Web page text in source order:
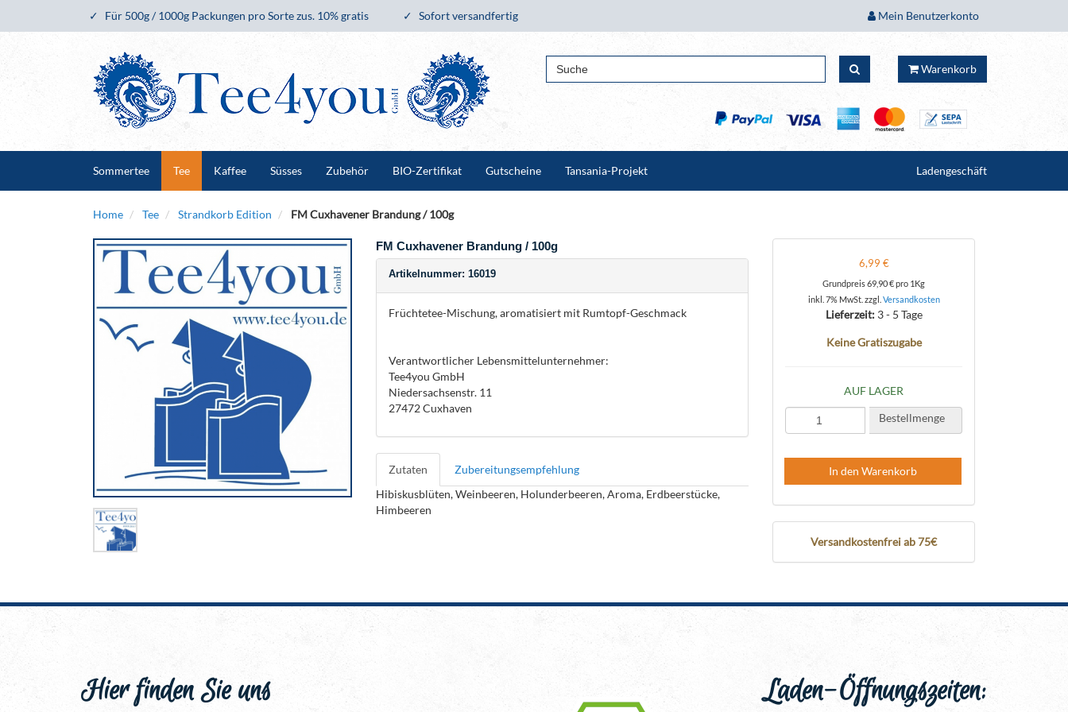
Für 500g / 1000g Packungen pro Sorte zus. 10% gratis Sofort versandfertig Mein Benutzerkonto
Warenkorb
Sommertee Tee Kaffee Süsses Zubehör BIO-Zertifikat Gutscheine Tansania-Projekt Ladengeschäft
Home Tee Strandkorb Edition FM Cuxhavener Brandung / 100g
FM Cuxhavener Brandung / 100g
Artikelnummer: 16019
Früchtetee-Mischung, aromatisiert mit Rumtopf-Geschmack
Verantwortlicher Lebensmittelunternehmer:
Tee4you GmbH
Niedersachsenstr. 11
27472 Cuxhaven
Zutaten
Zubereitungsempfehlung
Hibiskusblüten, Weinbeeren, Holunderbeeren, Aroma, Erdbeerstücke,
Himbeeren
6,99 €
Grundpreis69,90 €pro 1Kg
inkl. 7% MwSt. zzgl. Versandkosten
Lieferzeit: 3 - 5 Tage
Keine Gratiszugabe
AUF LAGER
Bestellmenge
In den Warenkorb
Versandkostenfrei ab 75€
Hier finden Sie uns Laden-Öffnungszeiten: